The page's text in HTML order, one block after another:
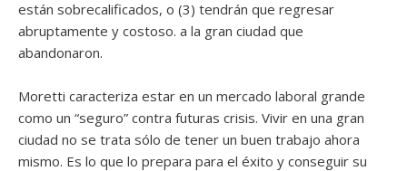
están sobrecalificados, o (3) tendrán que regresar
abruptamente y costoso. a la gran ciudad que
abandonaron.
Moretti caracteriza estar en un mercado laboral grande
como un “seguro” contra futuras crisis. Vivir en una gran
ciudad no se trata sólo de tener un buen trabajo ahora
mismo. Es lo que lo prepara para el éxito y conseguir su